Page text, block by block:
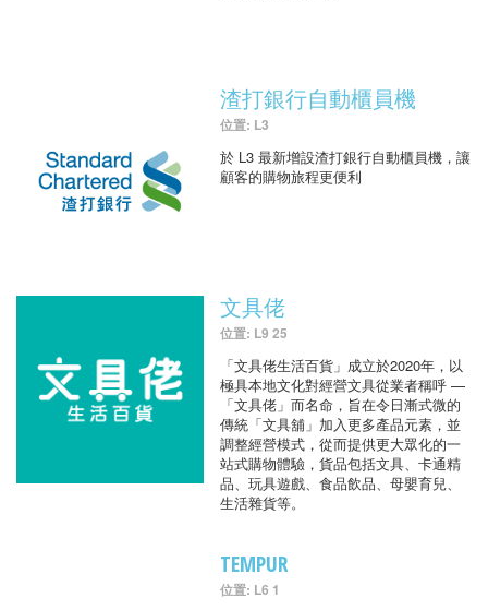
渣打銀行自動櫃員機
位置: L3
於 L3 最新增設渣打銀行自動櫃員機，讓
顧客的購物旅程更便利
文具佬
位置: L9 25
「文具佬生活百貨」成立於2020年，以
極具本地文化對經營文具從業者稱呼 —
「文具佬」而名命，旨在令日漸式微的
傳統「文具舖」加入更多產品元素，並
調整經營模式，從而提供更大眾化的一
站式購物體驗，貨品包括文具、卡通精
品、玩具遊戲、食品飲品、母嬰育兒、
生活雜貨等。
TEMPUR
位置: L6 1